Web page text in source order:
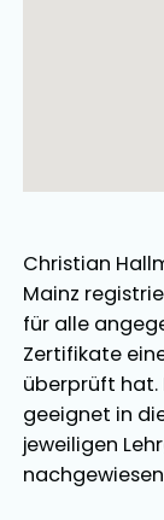
Christian
Mainz
für alle
Zertifikate
überprüft hat.
geeignet in
jeweiligen